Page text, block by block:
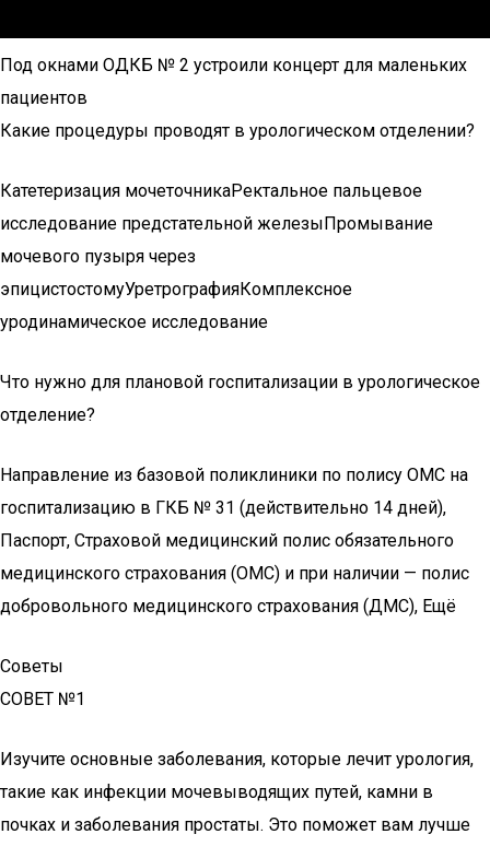
Под окнами ОДКБ № 2 устроили концерт для маленьких
пациентов
Какие процедуры проводят в урологическом отделении?
Катетеризация мочеточникаРектальное пальцевое
исследование предстательной железыПромывание
мочевого пузыря через
эпицистостомуУретрографияКомплексное
уродинамическое исследование
Что нужно для плановой госпитализации в урологическое
отделение?
Направление из базовой поликлиники по полису ОМС на
госпитализацию в ГКБ № 31 (действительно 14 дней),
Паспорт, Страховой медицинский полис обязательного
медицинского страхования (ОМС) и при наличии — полис
добровольного медицинского страхования (ДМС), Ещё
Советы
СОВЕТ №1
Изучите основные заболевания, которые лечит урология,
такие как инфекции мочевыводящих путей, камни в
почках и заболевания простаты. Это поможет вам лучше